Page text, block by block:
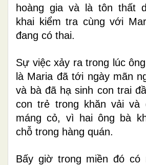
hoàng gia và là tôn thất
khai kiểm tra cùng với
đang có thai.
Sự việc xảy ra trong lúc
là Maria đã tới ngày mãn
và bà đã hạ sinh con trai
con trẻ trong khăn vải và
máng cỏ, vì hai ông bà
chỗ trong hàng quán.
Bấy giờ trong miền đó có